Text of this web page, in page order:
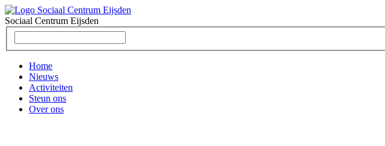
Sociaal Centrum Eijsden
Home
Nieuws
Activiteiten
Steun ons
Over ons